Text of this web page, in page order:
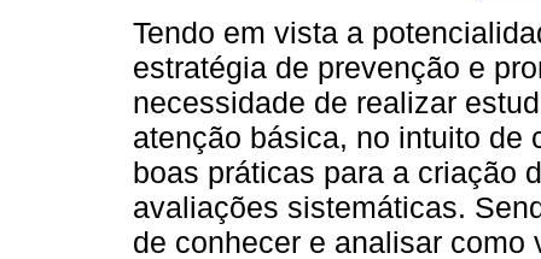
Tendo em vista a
estratégia de prevenção e
necessidade de realizar
atenção básica, no intuito de
boas práticas para a criação
avaliações sistemáticas.
de conhecer e analisar